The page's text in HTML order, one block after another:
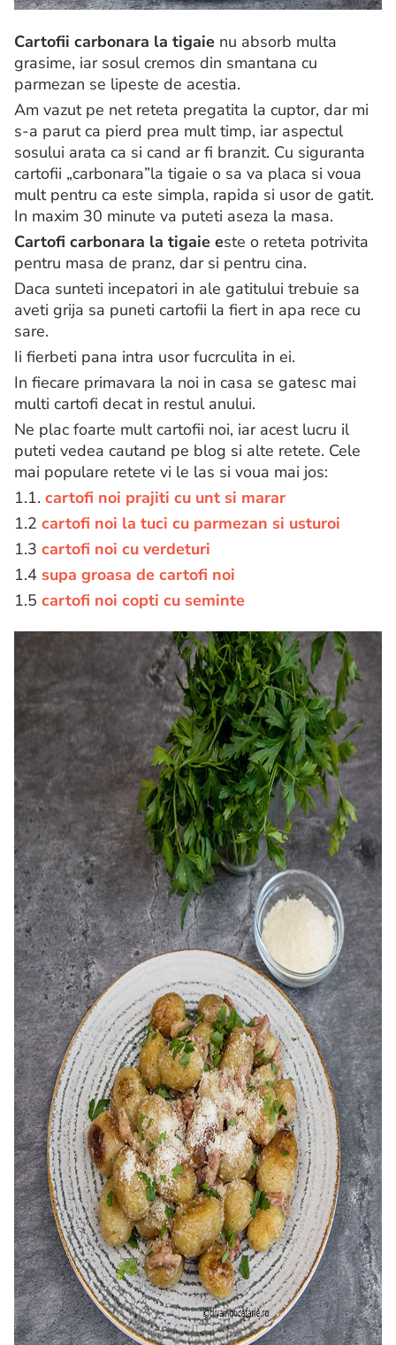
Cartofii carbonara la tigaie nu absorb multa
grasime, iar sosul cremos din smantana cu
parmezan se lipeste de acestia.
Am vazut pe net reteta pregatita la cuptor, dar mi
s-a parut ca pierd prea mult timp, iar aspectul
sosului arata ca si cand ar fi branzit. Cu siguranta
cartofii „carbonara”la tigaie o sa va placa si voua
mult pentru ca este simpla, rapida si usor de gatit.
In maxim 30 minute va puteti aseza la masa.
Cartofi carbonara la tigaie este o reteta potrivita
pentru masa de pranz, dar si pentru cina.
Daca sunteti incepatori in ale gatitului trebuie sa
aveti grija sa puneti cartofii la fiert in apa rece cu
sare.
Ii fierbeti pana intra usor fucrculita in ei.
In fiecare primavara la noi in casa se gatesc mai
multi cartofi decat in restul anului.
Ne plac foarte mult cartofii noi, iar acest lucru il
puteti vedea cautand pe blog si alte retete. Cele
mai populare retete vi le las si voua mai jos:
1.1. cartofi noi prajiti cu unt si marar
1.2 cartofi noi la tuci cu parmezan si usturoi
1.3 cartofi noi cu verdeturi
1.4 supa groasa de cartofi noi
1.5 cartofi noi copti cu seminte